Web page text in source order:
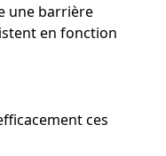
une barrière
en fonction
ces